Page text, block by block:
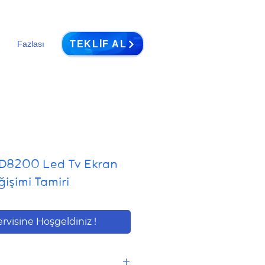
TEKLIF AL
Fazlası
Led Tv Ekran
Tamiri
Hoşgeldiniz !